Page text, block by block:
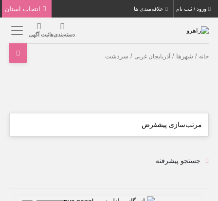
ورود / ثبت نام علاقه‌مندی ها
دسته‌بندی‌هاثبت آگهی
خانه / شهرها / آذربایجان غربی / سردشت
جستجو پیشرفته